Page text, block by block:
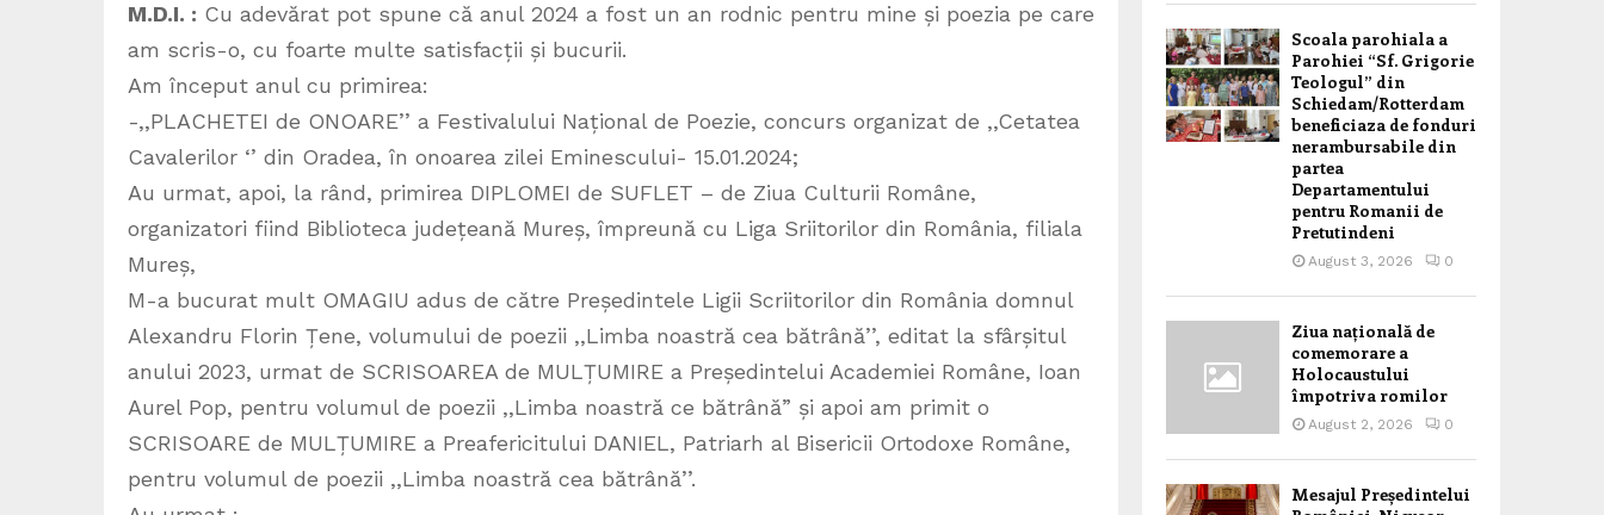
M.D.I. : Cu adevărat pot spune că anul 2024 a fost un an rodnic pentru mine și poezia pe care
am scris-o, cu foarte multe satisfacții și bucurii.
Am început anul cu primirea:
-,,PLACHETEI de ONOARE’’ a Festivalului Național de Poezie, concurs organizat de ,,Cetatea
Cavalerilor ‘’ din Oradea, în onoarea zilei Eminescului- 15.01.2024;
Au urmat, apoi, la rând, primirea DIPLOMEI de SUFLET – de Ziua Culturii Române,
organizatori fiind Biblioteca județeană Mureș, împreună cu Liga Sriitorilor din România, filiala
Mureș,
M-a bucurat mult OMAGIU adus de către Președintele Ligii Scriitorilor din România domnul
Alexandru Florin Țene, volumului de poezii ,,Limba noastră cea bătrână’’, editat la sfârșitul
anului 2023, urmat de SCRISOAREA de MULȚUMIRE a Președintelui Academiei Române, Ioan
Aurel Pop, pentru volumul de poezii ,,Limba noastră ce bătrână” și apoi am primit o
SCRISOARE de MULȚUMIRE a Preafericitului DANIEL, Patriarh al Bisericii Ortodoxe Române,
pentru volumul de poezii ,,Limba noastră cea bătrână’’.
Scoala parohiala a
Parohiei “Sf. Grigorie
Teologul” din
Schiedam/Rotterdam
beneficiaza de fonduri
nerambursabile din
partea
Departamentului
pentru Romanii de
Pretutindeni
August 3, 2026 0
Ziua națională de
comemorare a
Holocaustului
împotriva romilor
August 2, 2026 0
Mesajul Președintelui